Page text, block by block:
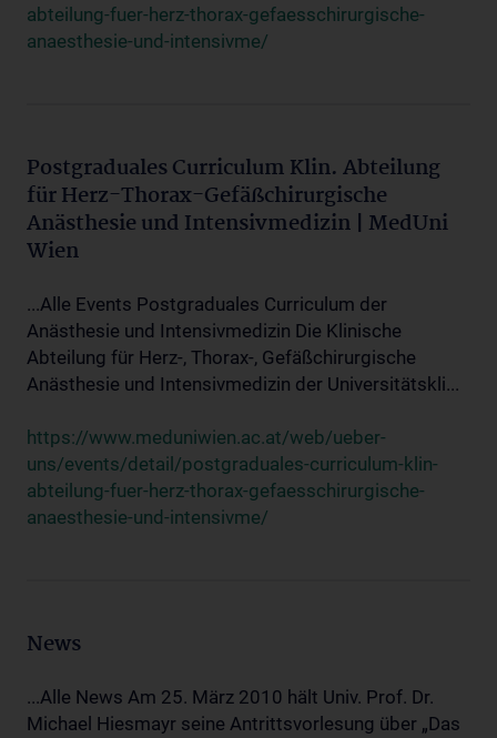
abteilung-fuer-herz-thorax-gefaesschirurgische-
anaesthesie-und-intensivme/
Postgraduales Curriculum Klin. Abteilung
für Herz-Thorax-Gefäßchirurgische
Anästhesie und Intensivmedizin | MedUni
Wien
...Alle Events Postgraduales Curriculum der
Anästhesie und Intensivmedizin Die Klinische
Abteilung für Herz-, Thorax-, Gefäßchirurgische
Anästhesie und Intensivmedizin der Universitätskli...
https://www.meduniwien.ac.at/web/ueber-
uns/events/detail/postgraduales-curriculum-klin-
abteilung-fuer-herz-thorax-gefaesschirurgische-
anaesthesie-und-intensivme/
News
...Alle News Am 25. März 2010 hält Univ. Prof. Dr.
Michael Hiesmayr seine Antrittsvorlesung über „Das